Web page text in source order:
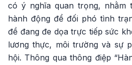
có ý nghĩa quan trọng, nhằm
hành động để đối phó tình
đề đang đe dọa trực tiếp sức
lương thực, môi trường và sự
hội. Thông qua thông điệp